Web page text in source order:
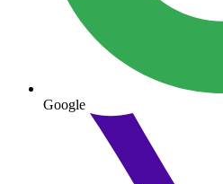
Google